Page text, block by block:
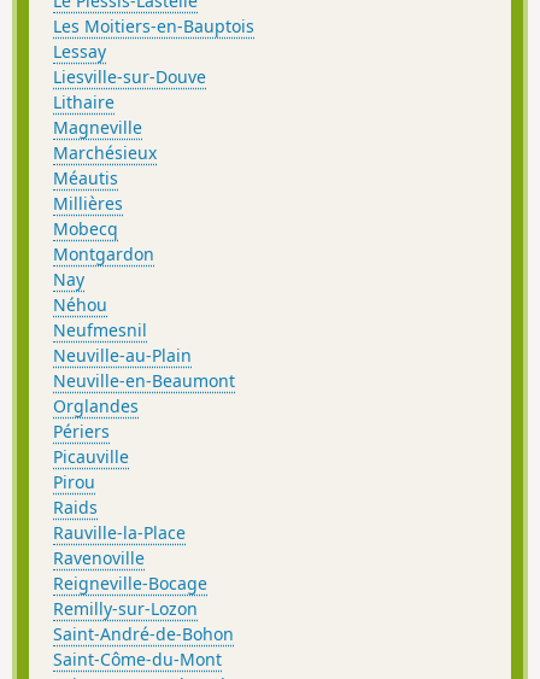
Les Moitiers-en-Bauptois
Lessay
Liesville-sur-Douve
Lithaire
Magneville
Marchésieux
Méautis
Millières
Mobecq
Montgardon
Nay
Néhou
Neufmesnil
Neuville-au-Plain
Neuville-en-Beaumont
Orglandes
Périers
Picauville
Pirou
Raids
Rauville-la-Place
Ravenoville
Reigneville-Bocage
Remilly-sur-Lozon
Saint-André-de-Bohon
Saint-Côme-du-Mont